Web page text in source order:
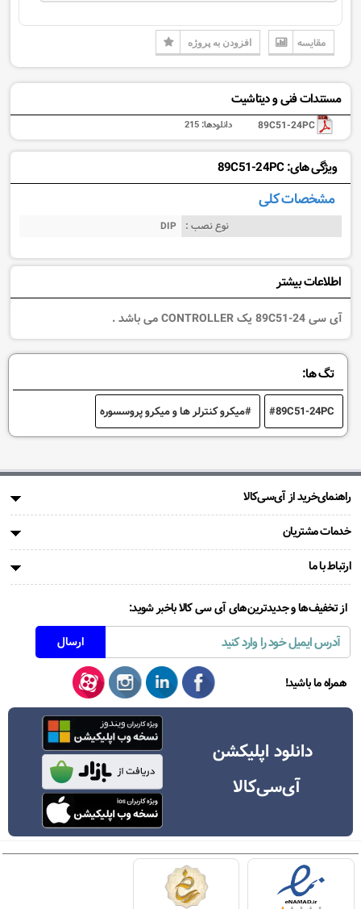
مقایسه افزودن به پروژه
مستندات فنی و دیتاشیت
89C51-24PC دانلودها: 215
ویژگی های: 89C51-24PC
مشخصات کلی
نوع نصب : DIP
اطلاعات بیشتر
آی سی 89C51-24 یک CONTROLLER می باشد .
تگ ها:
89C51-24PC میکرو کنترلر ها و میکرو پروسسوره
راهنمای‌خرید از آی‌سی‌کالا
خدمات مشتریان
ارتباط با ما
از تخفیف‌ها و جدیدترین‌های آی سی کالا باخبر شوید:
همراه ما باشید!
دانلود اپلیکشن
آی‌سی‌کالا